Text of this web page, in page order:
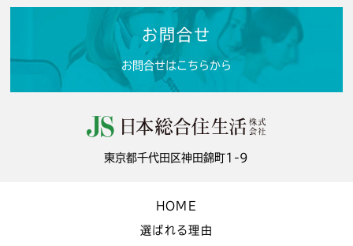
お問合せ
お問合せはこちらから
東京都千代田区神田錦町1-9
HOME
選ばれる理由